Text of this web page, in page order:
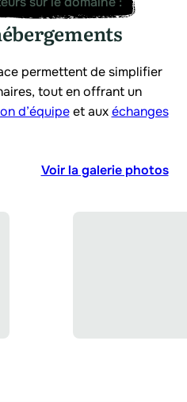
permettent de simplifier
tout en offrant un
d’équipeet auxéchanges
Voir la galerie photos